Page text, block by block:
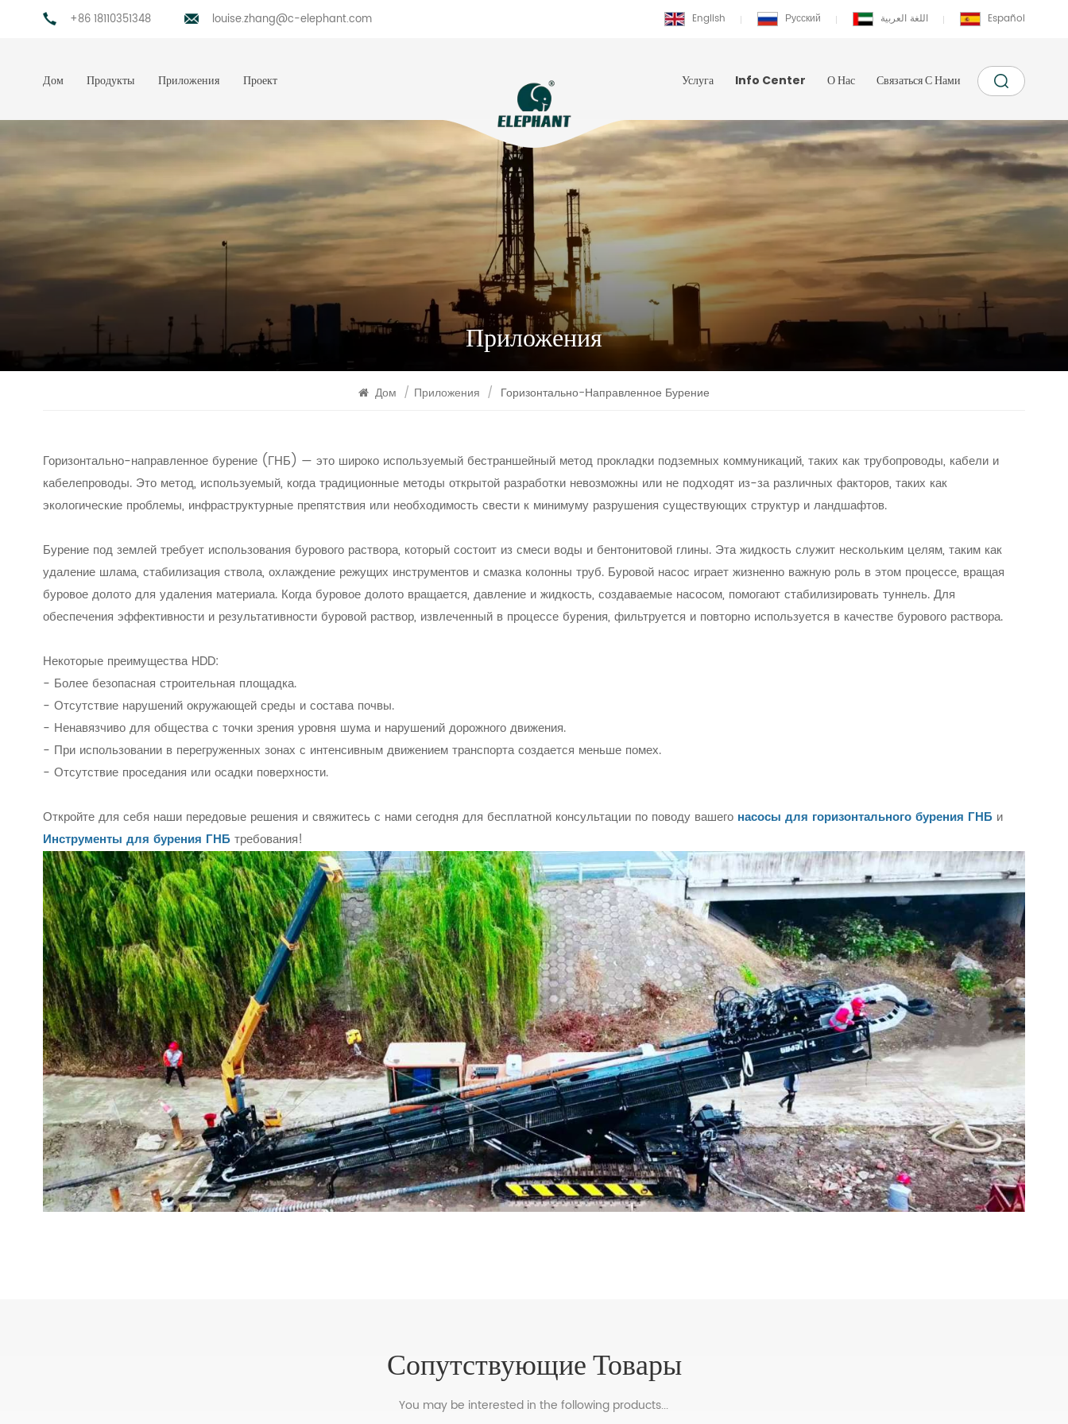
+86 18110351348 louise.zhang@c-elephant.com English Русский اللغة العربية Español
Дом Продукты Приложения Проект Услуга Info Center О Нас Связаться С Нами
Приложения
Дом / Приложения / Горизонтально-Направленное Бурение
Горизонтально-направленное бурение (ГНБ) — это широко используемый бестраншейный метод прокладки подземных коммуникаций, таких как трубопроводы, кабели и
кабелепроводы. Это метод, используемый, когда традиционные методы открытой разработки невозможны или не подходят из-за различных факторов, таких как
экологические проблемы, инфраструктурные препятствия или необходимость свести к минимуму разрушения существующих структур и ландшафтов.
Бурение под землей требует использования бурового раствора, который состоит из смеси воды и бентонитовой глины. Эта жидкость служит нескольким целям, таким как
удаление шлама, стабилизация ствола, охлаждение режущих инструментов и смазка колонны труб. Буровой насос играет жизненно важную роль в этом процессе, вращая
буровое долото для удаления материала. Когда буровое долото вращается, давление и жидкость, создаваемые насосом, помогают стабилизировать туннель. Для
обеспечения эффективности и результативности буровой раствор, извлеченный в процессе бурения, фильтруется и повторно используется в качестве бурового раствора.
Некоторые преимущества HDD:
- Более безопасная строительная площадка.
- Отсутствие нарушений окружающей среды и состава почвы.
- Ненавязчиво для общества с точки зрения уровня шума и нарушений дорожного движения.
- При использовании в перегруженных зонах с интенсивным движением транспорта создается меньше помех.
- Отсутствие проседания или осадки поверхности.
Откройте для себя наши передовые решения и свяжитесь с нами сегодня для бесплатной консультации по поводу вашего насосы для горизонтального бурения ГНБи
Инструменты для бурения ГНБтребования!
Сопутствующие Товары
You may be interested in the following products...